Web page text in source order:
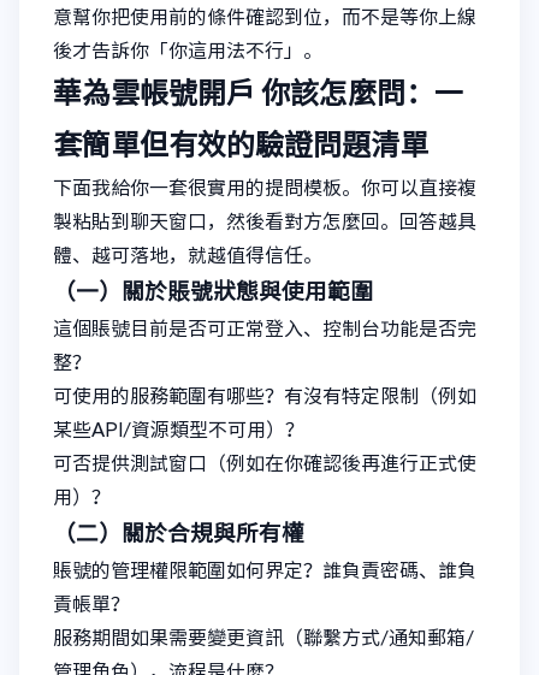
意幫你把使用前的條件確認到位，而不是等你上線
後才告訴你「你這用法不行」。
華為雲帳號開戶 你該怎麼問：一
套簡單但有效的驗證問題清單
下面我給你一套很實用的提問模板。你可以直接複
製粘貼到聊天窗口，然後看對方怎麼回。回答越具
體、越可落地，就越值得信任。
（一）關於賬號狀態與使用範圍
這個賬號目前是否可正常登入、控制台功能是否完
整？
可使用的服務範圍有哪些？有沒有特定限制（例如
某些API/資源類型不可用）？
可否提供測試窗口（例如在你確認後再進行正式使
用）？
（二）關於合規與所有權
賬號的管理權限範圍如何界定？誰負責密碼、誰負
責帳單？
服務期間如果需要變更資訊（聯繫方式/通知郵箱/